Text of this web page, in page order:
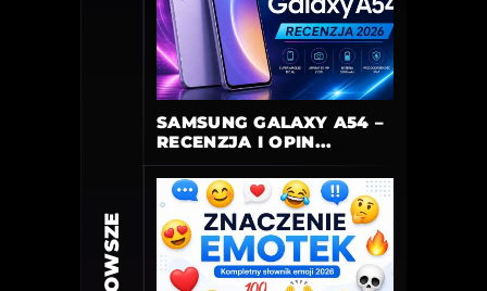
SAMSUNG GALAXY A54 –
RECENZJA I OPIN...